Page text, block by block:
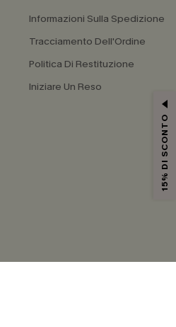
Informazioni Sulla Spedizione
Tracciamento Dell'Ordine
Politica Di Restituzione
Iniziare Un Reso
15% DI SCONTO